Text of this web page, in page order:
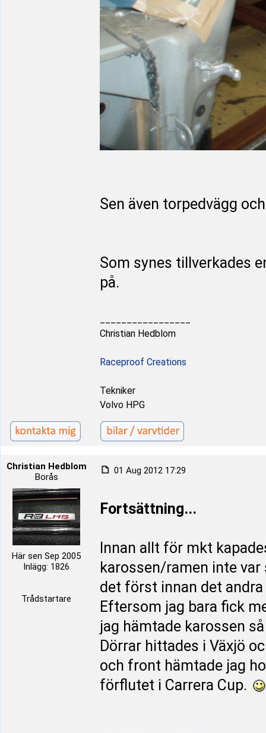
Sen även torpedvägg
Som synes tillverkades
på.
Christian Hedblom
Raceproof Creations
Tekniker
Volvo HPG
Christian Hedblom
Borås
Här sen Sep 2005
Inlägg: 1826
Trådstartare
01 Aug 2012 17:29
Fortsättning...
Innan allt för mkt
karossen/ramen inte
det först innan det
Eftersom jag bara fick
jag hämtade karossen
Dörrar hittades i Växjö
och front hämtade jag
förflutet i Carrera Cup.